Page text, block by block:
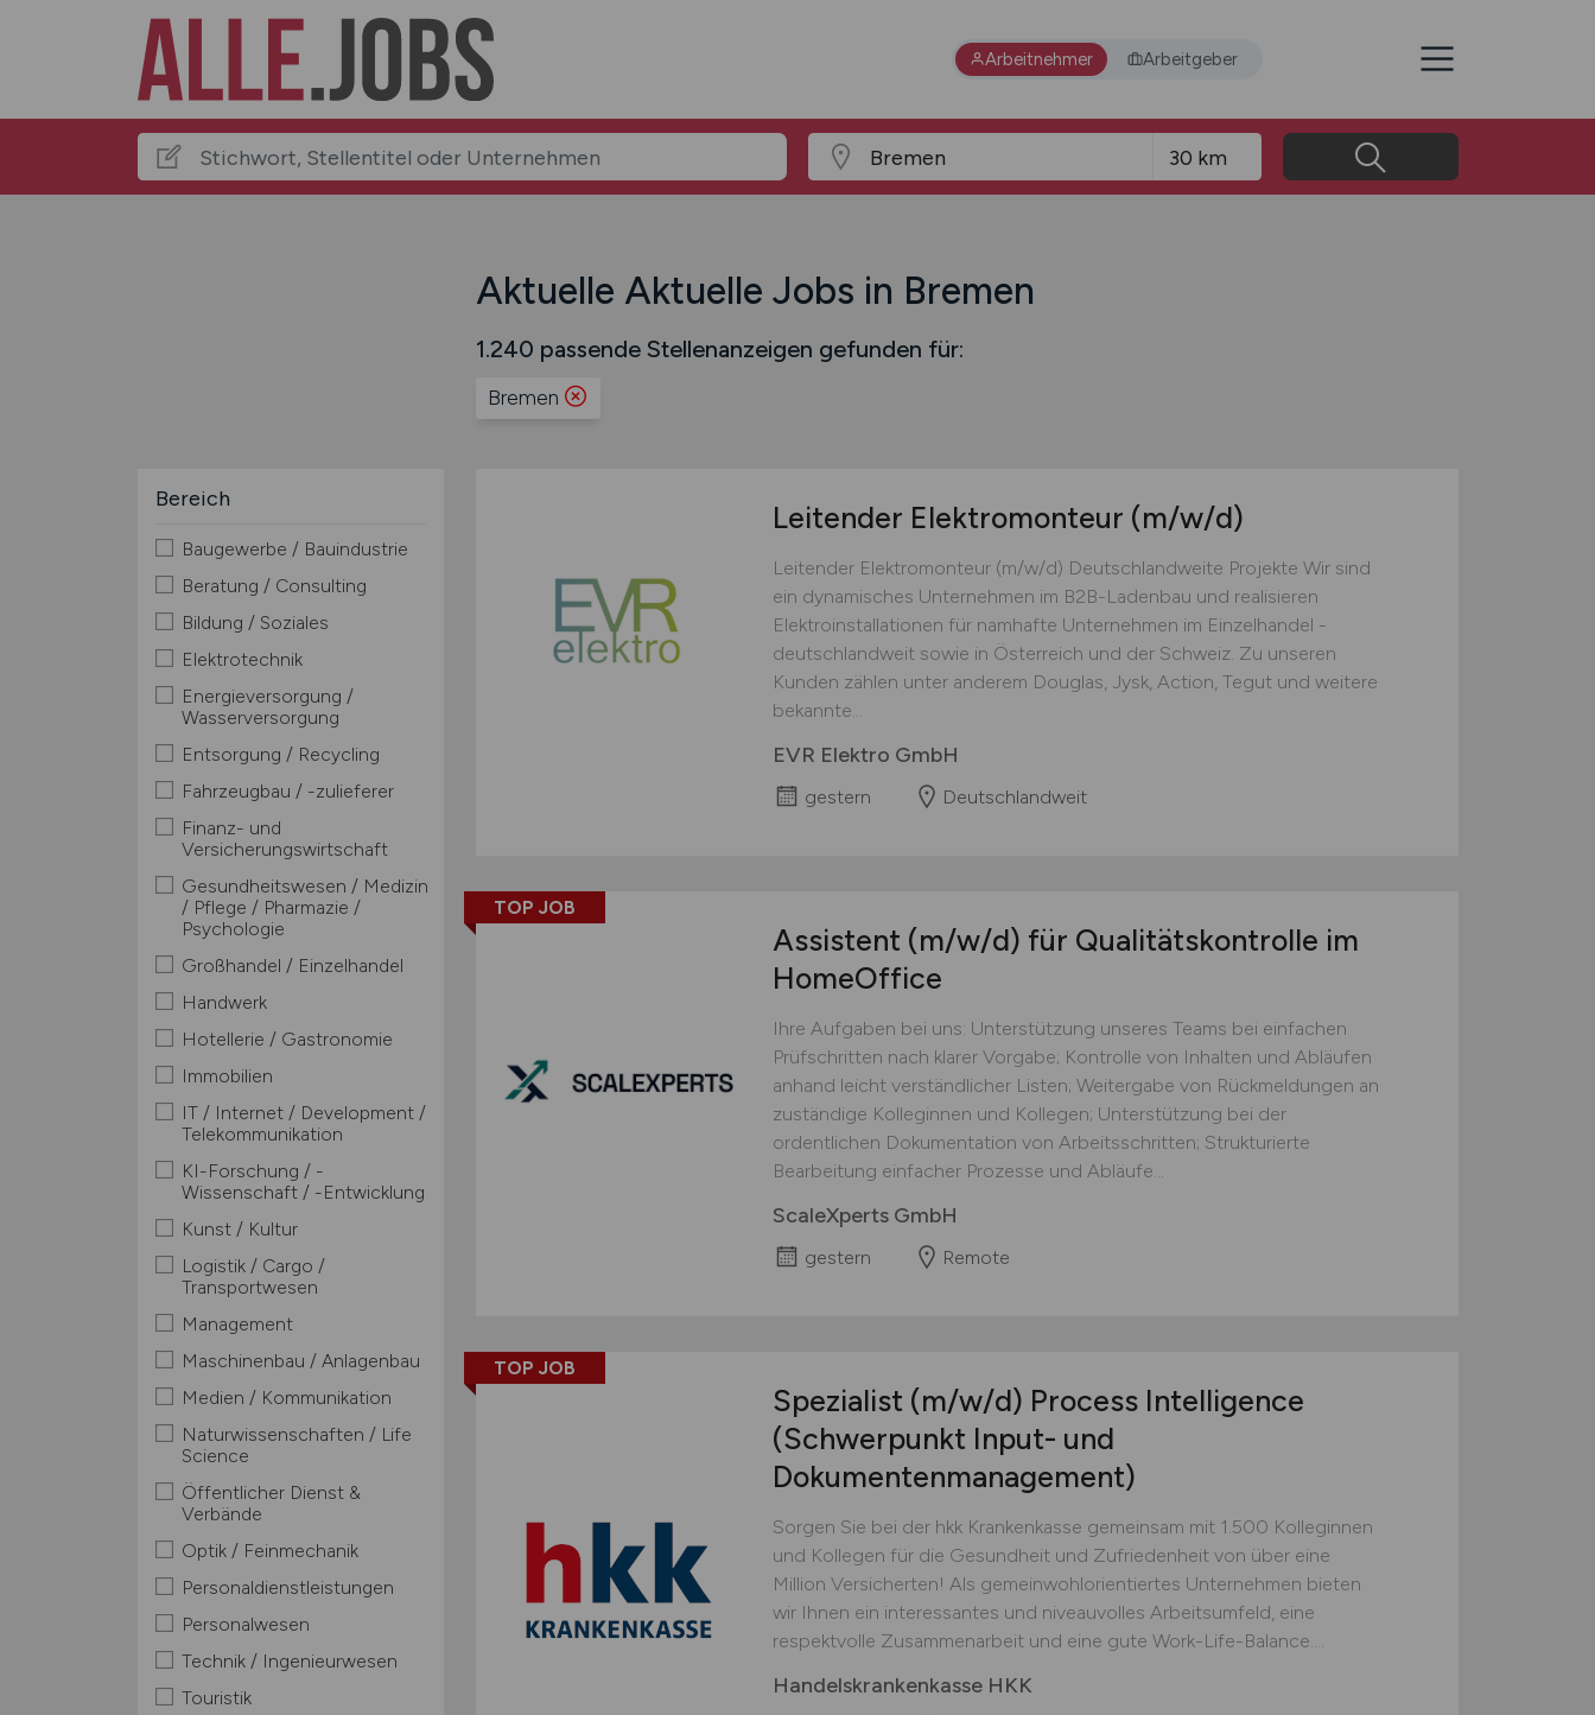
Arbeitnehmer Arbeitgeber
Aktuelle Aktuelle Jobs in Bremen
1.240 passende Stellenanzeigen gefunden für:
Bremen
Bereich
Baugewerbe / Bauindustrie
Beratung / Consulting
Bildung / Soziales
Elektrotechnik
Energieversorgung /
Wasserversorgung
Entsorgung / Recycling
Fahrzeugbau / -zulieferer
Finanz- und
Versicherungswirtschaft
Gesundheitswesen / Medizin
/ Pflege / Pharmazie /
Psychologie
Großhandel / Einzelhandel
Handwerk
Hotellerie / Gastronomie
Immobilien
IT / Internet / Development /
Telekommunikation
KI-Forschung / -
Wissenschaft / -Entwicklung
Kunst / Kultur
Logistik / Cargo /
Transportwesen
Management
Maschinenbau / Anlagenbau
Medien / Kommunikation
Naturwissenschaften / Life
Science
Öffentlicher Dienst &
Verbände
Optik / Feinmechanik
Personaldienstleistungen
Personalwesen
Technik / Ingenieurwesen
Touristik
Leitender Elektromonteur (m/w/d)
Leitender Elektromonteur (m/w/d) Deutschlandweite Projekte Wir sind
ein dynamisches Unternehmen im B2B-Ladenbau und realisieren
Elektroinstallationen für namhafte Unternehmen im Einzelhandel -
deutschlandweit sowie in Österreich und der Schweiz. Zu unseren
Kunden zählen unter anderem Douglas, Jysk, Action, Tegut und weitere
bekannte...
EVR Elektro GmbH
gestern Deutschlandweit
TOP JOB
Assistent (m/w/d) für Qualitätskontrolle im
HomeOffice
Ihre Aufgaben bei uns: Unterstützung unseres Teams bei einfachen
Prüfschritten nach klarer Vorgabe; Kontrolle von Inhalten und Abläufen
anhand leicht verständlicher Listen; Weitergabe von Rückmeldungen an
zuständige Kolleginnen und Kollegen; Unterstützung bei der
ordentlichen Dokumentation von Arbeitsschritten; Strukturierte
Bearbeitung einfacher Prozesse und Abläufe...
ScaleXperts GmbH
gestern Remote
TOP JOB
Spezialist (m/w/d) Process Intelligence
(Schwerpunkt Input- und
Dokumentenmanagement)
Sorgen Sie bei der hkk Krankenkasse gemeinsam mit 1.500 Kolleginnen
und Kollegen für die Gesundheit und Zufriedenheit von über eine
Million Versicherten! Als gemeinwohlorientiertes Unternehmen bieten
wir Ihnen ein interessantes und niveauvolles Arbeitsumfeld, eine
respektvolle Zusammenarbeit und eine gute Work-Life-Balance....
Handelskrankenkasse HKK